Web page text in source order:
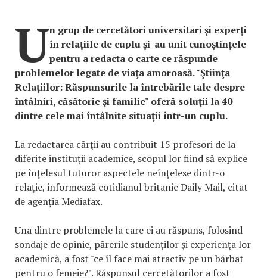
Un grup de cercetători universitari şi experţi
în relaţiile de cuplu şi-au unit cunoştinţele
pentru a redacta o carte ce răspunde
problemelor legate de viaţa amoroasă. "Ştiinţa
Relaţiilor: Răspunsurile la întrebările tale despre
întâlniri, căsătorie şi familie" oferă soluţii la 40
dintre cele mai întâlnite situaţii într-un cuplu.
La redactarea cărţii au contribuit 15 profesori de la
diferite instituţii academice, scopul lor fiind să explice
pe înţelesul tuturor aspectele neînţelese dintr-o
relaţie, informează cotidianul britanic Daily Mail, citat
de agenția Mediafax.
Una dintre problemele la care ei au răspuns, folosind
sondaje de opinie, părerile studenţilor şi experienţa lor
academică, a fost "ce îl face mai atractiv pe un bărbat
pentru o femeie?". Răspunsul cercetătorilor a fost